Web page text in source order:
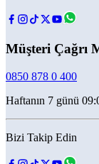
Müşteri Çağrı
0850 878 0 400
Haftanın 7 günü
Bizi Takip Edin